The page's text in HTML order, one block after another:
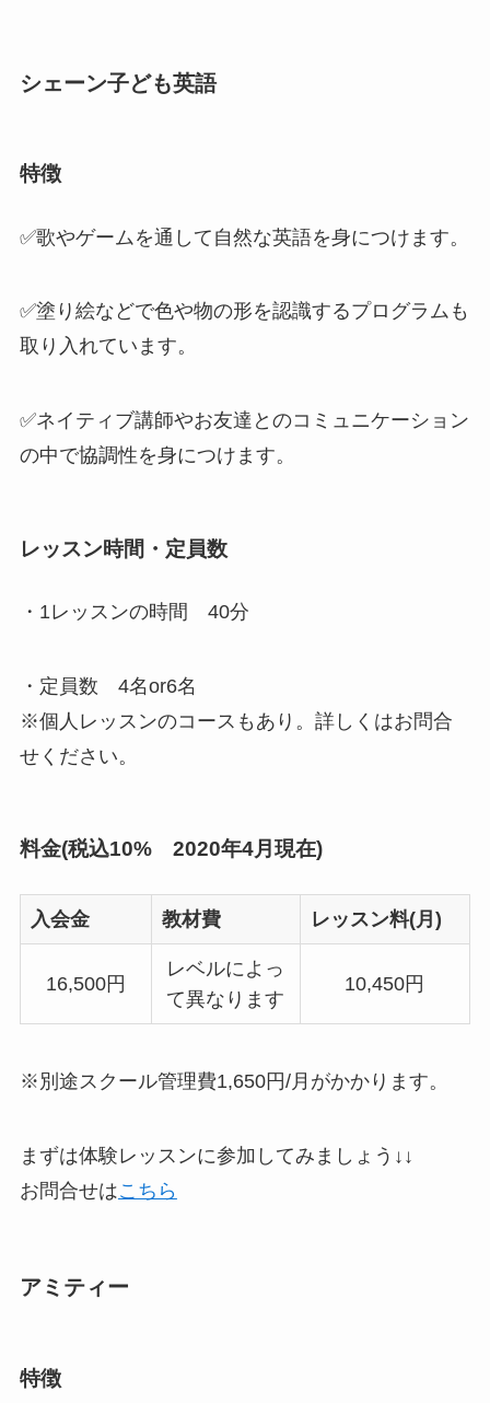
シェーン子ども英語
特徴
✅歌やゲームを通して 自然な英語を身につけます。
✅塗り絵などで色や物の形を認識するプログラム も
取り入れています。
✅ネイティブ講師やお友達とのコミュニケーション
の中で協調性を身につけます。
レッスン時間・定員数
・1レッスンの時間 40分
・定員数 4名or6名
※個人レッスンのコースもあり。詳しくはお問合
せください。
料金(税込10% 2020年4月現在)
入会金 教材費 レッスン料(月)
16,500円
レベルによっ
て異なります
10,450円
※別途スクール管理費1,650円/月がかかります。
まずは体験レッスンに参加してみましょう↓↓
お問合せはこちら
アミティー
特徴